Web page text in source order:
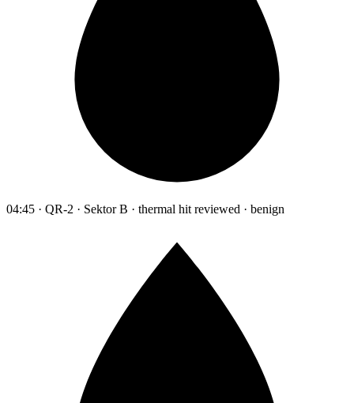
04:45 · QR-2 · Sektor B · thermal hit reviewed · benign